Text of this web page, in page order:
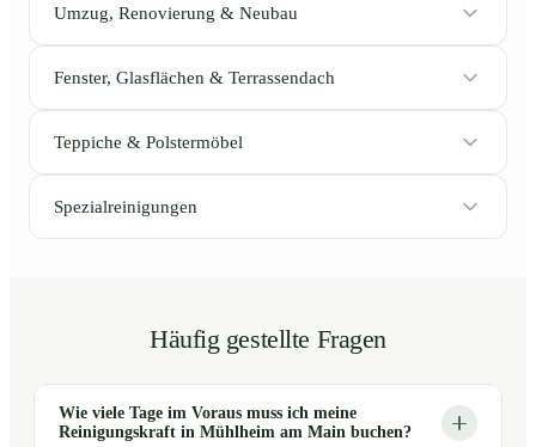
Umzug, Renovierung & Neubau
Fenster, Glasflächen & Terrassendach
Teppiche & Polstermöbel
Spezialreinigungen
Häufig gestellte Fragen
Wie viele Tage im Voraus muss ich meine
Reinigungskraft in Mühlheim am Main buchen?